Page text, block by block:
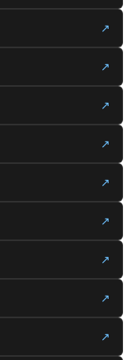
↗
↗
↗
↗
↗
↗
↗
↗
↗